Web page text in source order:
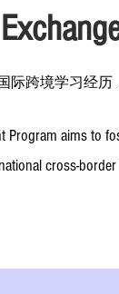
际跨境学习经历
Program aims to
cross-